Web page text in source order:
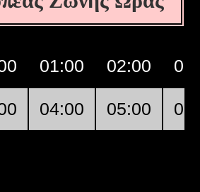
01:00 02:00
04:00 05:00